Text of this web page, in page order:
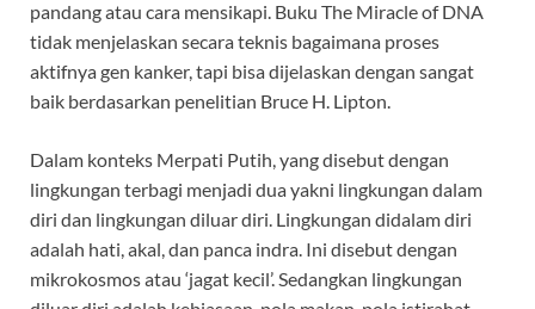
pandang atau cara mensikapi. Buku The Miracle of DNA
tidak menjelaskan secara teknis bagaimana proses
aktifnya gen kanker, tapi bisa dijelaskan dengan sangat
baik berdasarkan penelitian Bruce H. Lipton.
Dalam konteks Merpati Putih, yang disebut dengan
lingkungan terbagi menjadi dua yakni lingkungan dalam
diri dan lingkungan diluar diri. Lingkungan didalam diri
adalah hati, akal, dan panca indra. Ini disebut dengan
mikrokosmos atau ‘jagat kecil’. Sedangkan lingkungan